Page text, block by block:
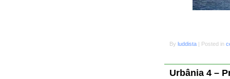
By luddista | Posted in
Urbânia 4 –